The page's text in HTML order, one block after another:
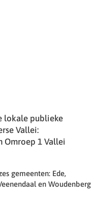
lokale publieke
Vallei:
Omroep 1 Vallei
gemeenten: Ede,
en Woudenberg